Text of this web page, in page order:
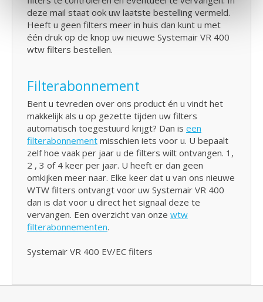
deze mail staat ook uw laatste bestelling vermeld.
Heeft u geen filters meer in huis dan kunt u met
één druk op de knop uw nieuwe Systemair VR 400
wtw filters bestellen.
Filterabonnement
Bent u tevreden over ons product én u vindt het
makkelijk als u op gezette tijden uw filters
automatisch toegestuurd krijgt? Dan is een
filterabonnement misschien iets voor u. U bepaalt
zelf hoe vaak per jaar u de filters wilt ontvangen. 1,
2 , 3 of 4 keer per jaar. U heeft er dan geen
omkijken meer naar. Elke keer dat u van ons nieuwe
WTW filters ontvangt voor uw Systemair VR 400
dan is dat voor u direct het signaal deze te
vervangen. Een overzicht van onze wtw
filterabonnementen.
Systemair VR 400 EV/EC filters